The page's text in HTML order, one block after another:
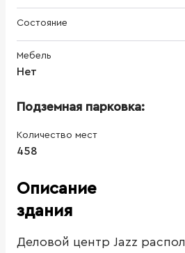
Состояние
Мебель
Нет
Подземная парковка:
Количество мест
458
Описание
здания
Деловой центр Jazz